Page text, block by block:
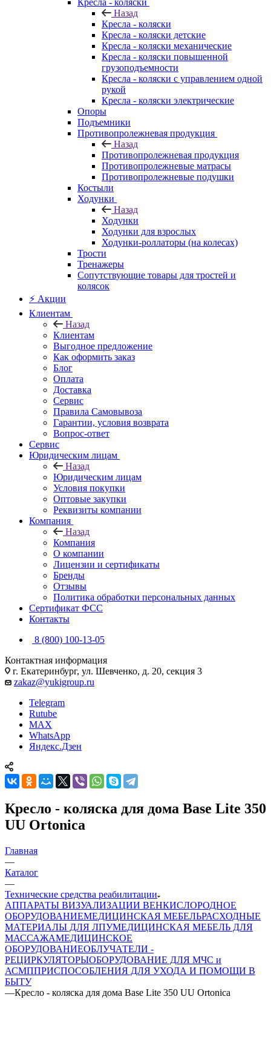
Назад
Кресла - коляски
Кресла - коляски детские
Кресла - коляски механические
Кресла - коляски повышенной
грузоподъемности
Кресла - коляски с управлением одной
рукой
Кресла - коляски электрические
Опоры
Подъемники
Противопролежневая продукция
Назад
Противопролежневая продукция
Противопролежневые матрасы
Противопролежневые подушки
Костыли
Ходунки
Назад
Ходунки
Ходунки для взрослых
Ходунки-роллаторы (на колесах)
Трости
Тренажеры
Сопутствующие товары для тростей и
колясок
⚡ Акции
Клиентам
Назад
Клиентам
Выгодное предложение
Как оформить заказ
Блог
Оплата
Доставка
Сервис
Правила Самовывоза
Гарантии, условия возврата
Вопрос-ответ
Сервис
Юридическим лицам
Назад
Юридическим лицам
Условия покупки
Оптовые закупки
Реквизиты компании
Компания
Назад
Компания
О компании
Лицензии и сертификаты
Бренды
Отзывы
Политика обработки персональных данных
Сертификат ФСС
Контакты
8 (800) 100-13-05
Контактная информация
г. Екатеринбург, ул. Шевченко, д. 20, секция 3
zakaz@yukigroup.ru
Telegram
Rutube
MAX
WhatsApp
Яндекс.Дзен
Кресло - коляска для дома Base Lite 350
UU Ortonica
Главная
—
Каталог
—
Технические средства реабилитации
АППАРАТЫ ВИЗУАЛИЗАЦИИ ВЕНКИСЛОРОДНОЕ
ОБОРУДОВАНИЕМЕДИЦИНСКАЯ МЕБЕЛЬРАСХОДНЫЕ
МАТЕРИАЛЫ ДЛЯ ЛПУМЕДИЦИНСКАЯ МЕБЕЛЬ ДЛЯ
МАССАЖАМЕДИЦИНСКОЕ
ОБОРУДОВАНИЕОБЛУЧАТЕЛИ -
РЕЦИРКУЛЯТОРЫОБОРУДОВАНИЕ ДЛЯ МЧС и
АСМППРИСПОСОБЛЕНИЯ ДЛЯ УХОДА И ПОМОЩИ В
БЫТУ
—Кресло - коляска для дома Base Lite 350 UU Ortonica